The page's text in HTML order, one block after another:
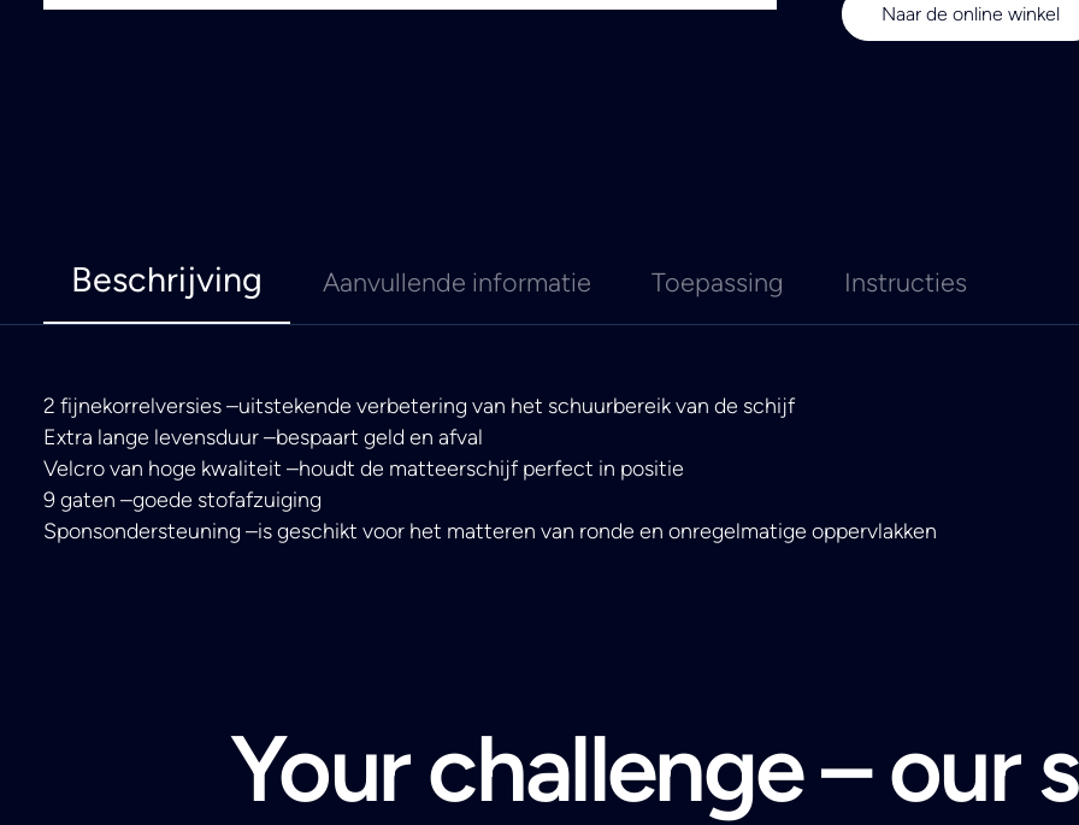
Naar de online winkel
Beschrijving Aanvullende informatie Toepassing Instructies
2 fijnekorrelversies –uitstekende verbetering van het schuurbereik van de schijf
Extra lange levensduur –bespaart geld en afval
Velcro van hoge kwaliteit –houdt de matteerschijf perfect in positie
9 gaten –goede stofafzuiging
Sponsondersteuning –is geschikt voor het matteren van ronde en onregelmatige oppervlakken
Your challenge – our